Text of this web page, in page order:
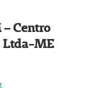
Centro
Ltda-ME